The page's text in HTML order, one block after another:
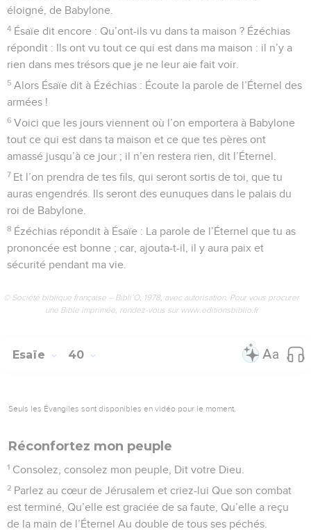
éloigné, de Babylone.
4 Ésaïe dit encore : Qu’ont-ils vu dans ta maison ? Ézéchias
répondit : Ils ont vu tout ce qui est dans ma maison : il n’y a
rien dans mes trésors que je ne leur aie fait voir.
5 Alors Ésaïe dit à Ézéchias : Écoute la parole de l’Éternel des
armées !
6 Voici que les jours viennent où l’on emportera à Babylone
tout ce qui est dans ta maison et ce que tes pères ont
amassé jusqu’à ce jour ; il n’en restera rien, dit l’Éternel.
7 Et l’on prendra de tes fils, qui seront sortis de toi, que tu
auras engendrés. Ils seront des eunuques dans le palais du
roi de Babylone.
8 Ézéchias répondit à Ésaïe : La parole de l’Éternel que tu as
prononcée est bonne ; car, ajouta-t-il, il y aura paix et
sécurité pendant ma vie.
© Société biblique française – Bibli’O, 1978, avec autorisation. Pour vous procurer
une Bible imprimée, rendez-vous sur www.editionsbiblio.fr
Esaïe 40
Seuls les Évangiles sont disponibles en vidéo pour le moment.
Réconfortez mon peuple
1 Consolez, consolez mon peuple, Dit votre Dieu.
2 Parlez au cœur de Jérusalem et criez-lui Que son combat
est terminé, Qu’elle est graciée de sa faute, Qu’elle a reçu
de la main de l’Éternel Au double de tous ses péchés.